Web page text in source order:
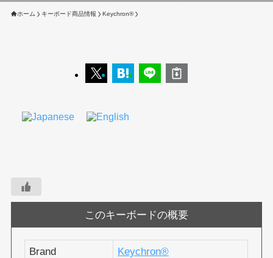
ホーム キーボード商品情報 Keychron®︎
このキーボードの概要
Brand
Keychron®︎